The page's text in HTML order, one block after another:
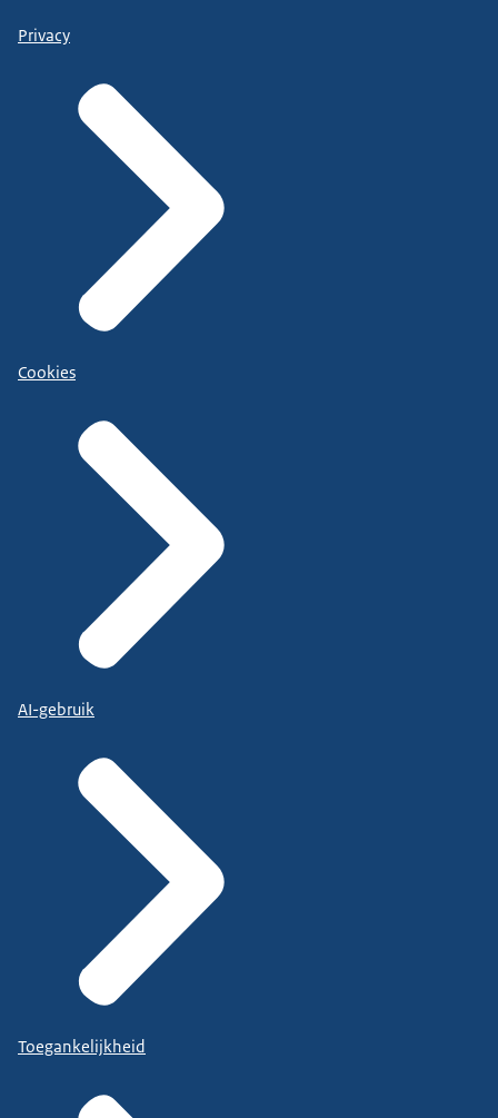
Privacy
Cookies
AI-gebruik
Toegankelijkheid